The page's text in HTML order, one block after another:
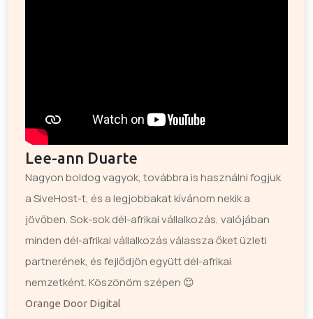
Lee-ann Duarte
Nagyon boldog vagyok, továbbra is használni fogjuk
a SiveHost-t, és a legjobbakat kívánom nekik a
jövőben. Sok-sok dél-afrikai vállalkozás, valójában
minden dél-afrikai vállalkozás válassza őket üzleti
partnerének, és fejlődjön együtt dél-afrikai
nemzetként. Köszönöm szépen 😊
Orange Door Digital